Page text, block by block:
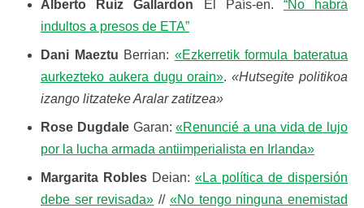
Alberto Ruíz Gallardon El País-en. “No habrá
indultos a presos de ETA”
Dani Maeztu Berrian: «Ezkerretik formula bateratua
aurkezteko aukera dugu orain».«Hutsegite politikoa
izango litzateke Aralar zatitzea»
Rose DugdaleGaran:«Renuncié a una vida de lujo
por la lucha armada antiimperialista en Irlanda»
Margarita Robles Deian: «La política de dispersión
debe ser revisada» // «No tengo ninguna enemistad